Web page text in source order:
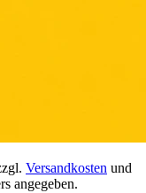
Versandkosten und
angegeben.